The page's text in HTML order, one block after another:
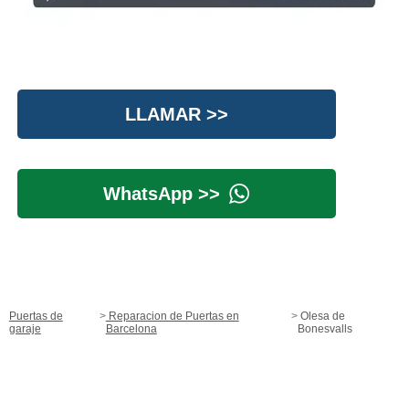
LLAMAR >>
WhatsApp >>
Puertas de
garaje
Reparacion de Puertas en
Barcelona
Olesa de
Bonesvalls